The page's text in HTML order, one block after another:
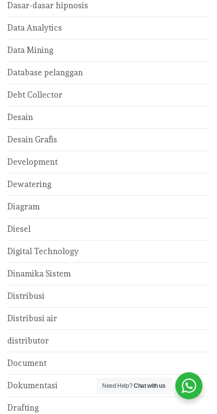
Dasar-dasar hipnosis
Data Analytics
Data Mining
Database pelanggan
Debt Collector
Desain
Desain Grafis
Development
Dewatering
Diagram
Diesel
Digital Technology
Dinamika Sistem
Distribusi
Distribusi air
distributor
Document
Dokumentasi
Drafting
Need Help?Chat with us